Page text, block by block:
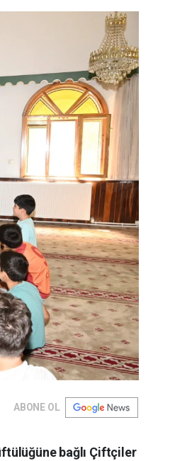
ABONE OL
bağlı Çiftçiler